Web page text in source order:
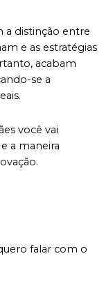
a distinção entre
e as estratégias
acabam
se a
você vai
a maneira
falar com o